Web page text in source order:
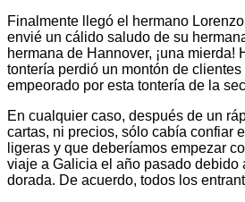
Finalmente llegó el hermano
envié un cálido saludo de su
hermana de Hannover, ¡una
tontería perdió un montón de
empeorado por esta tontería de la
En cualquier caso, después de un
cartas, ni precios, sólo cabía confiar
ligeras y que deberíamos empezar
viaje a Galicia el año pasado debido
dorada. De acuerdo, todos los